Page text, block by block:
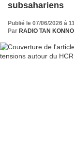
subsahariens
Publié le 07/06/2026 à
Par RADIO TAN